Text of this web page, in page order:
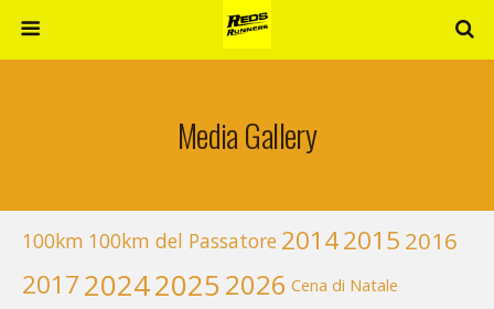
Media Gallery
100km 100km del Passatore 20142015 2016
2017202420252026 Cena di Natale